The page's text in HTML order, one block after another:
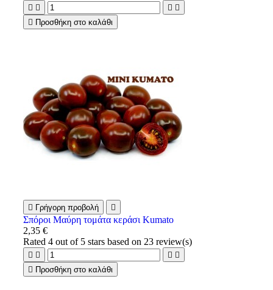
   
 Προσθήκη στο καλάθι
 Γρήγορη προβολή 
Σπόροι Μαύρη τομάτα κεράσι Kumato
2,35 €
Rated4 out of 5 stars based on 23 review(s)
   
 Προσθήκη στο καλάθι